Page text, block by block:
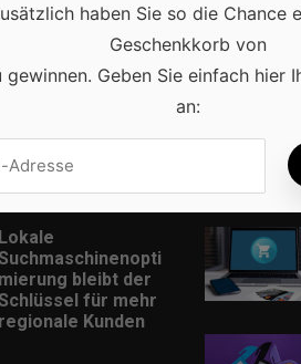
Lokale
mierung bleibt der
für mehr
regionale Kunden
haben Sie so die Chance
Geschenkkorb von
gewinnen. Geben Sie einfach hier
an: